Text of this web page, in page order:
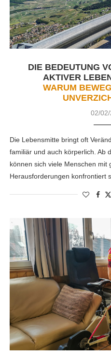
DIE BEDEUTUNG
AKTIVER
WARUM
02/
Die Lebensmitte bringt oft
familiär und auch körperlich. Ab
können sich viele Menschen mit
Herausforderungen konfrontiert